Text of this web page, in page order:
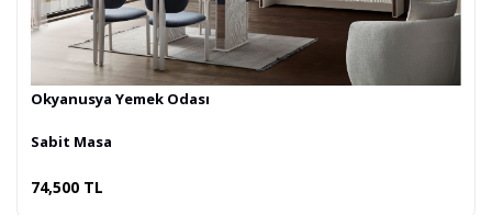
Okyanusya Yemek Odası
Sabit Masa
74,500 TL